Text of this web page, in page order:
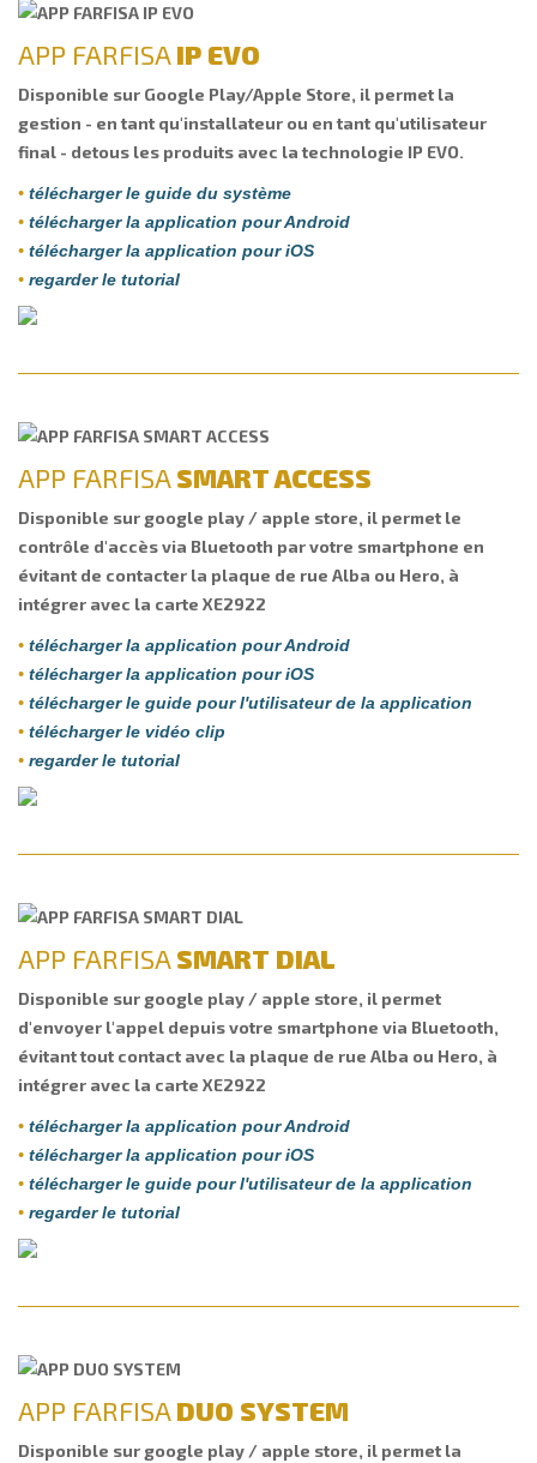
APP FARFISAIP EVO
Disponible sur Google Play/Apple Store, il permet la
gestion - en tant qu'installateur ou en tant qu'utilisateur
final - detous les produits avec la technologie IP EVO.
• télécharger le guide du système
• télécharger la application pour Android
• télécharger la application pour iOS
• regarder le tutorial
APP FARFISASMART ACCESS
Disponible sur google play / apple store, il permet le
contrôle d'accès via Bluetooth par votre smartphone en
évitant de contacter la plaque de rue Alba ou Hero, à
intégrer avec la carte XE2922
• télécharger la application pour Android
• télécharger la application pour iOS
• télécharger le guide pour l'utilisateur de la application
• télécharger le vidéo clip
• regarder le tutorial
APP FARFISASMART DIAL
Disponible sur google play / apple store, il permet
d'envoyer l'appel depuis votre smartphone via Bluetooth,
évitant tout contact avec la plaque de rue Alba ou Hero, à
intégrer avec la carte XE2922
• télécharger la application pour Android
• télécharger la application pour iOS
• télécharger le guide pour l'utilisateur de la application
• regarder le tutorial
APP FARFISADUO SYSTEM
Disponible sur google play / apple store, il permet la